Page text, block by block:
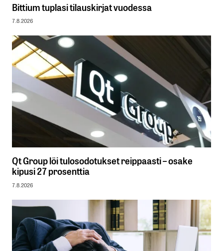
Bittium tuplasi tilauskirjat vuodessa
7.8.2026
Qt Group löi tulosodotukset reippaasti – osake
kipusi 27 prosenttia
7.8.2026